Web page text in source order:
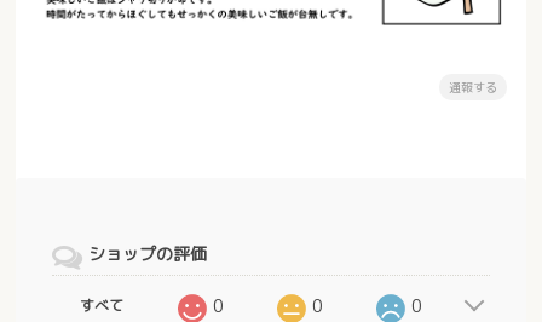
通報する
ショップの評価
すべて 0 0 0